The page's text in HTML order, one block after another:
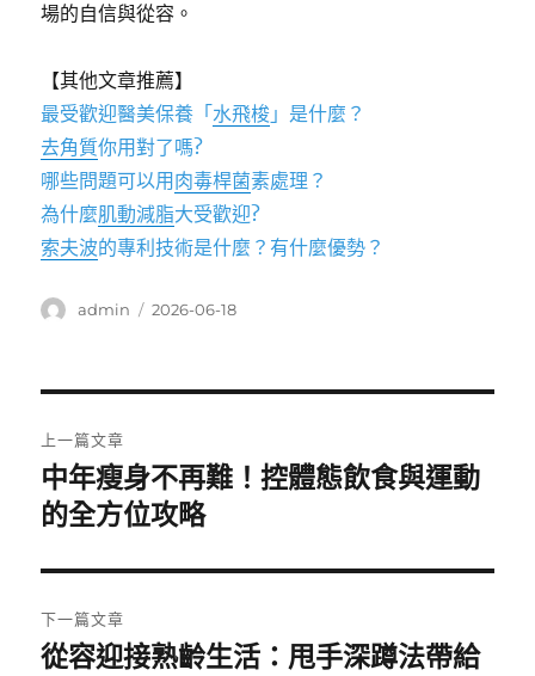
場的自信與從容。
【其他文章推薦】
最受歡迎醫美保養「水飛梭 」是什麼？
去角質你用對了嗎?
哪些問題可以用 肉毒桿菌素處理？
為什麼肌動減脂大受歡迎?
索夫波的專利技術是什麼？有什麼優勢？
作
admin
發
2026-06-18
章
導
覽
上一篇文章
上
一
文
章:
中年瘦身不再難！控體態飲食與運動
的全方位攻略
下一篇文章
下
從容迎接熟齡生活：甩手深蹲法帶給